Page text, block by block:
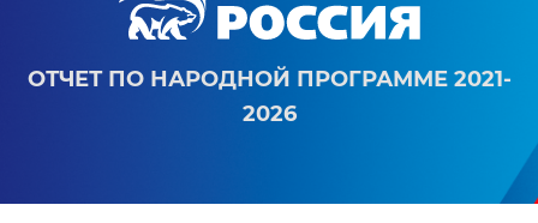
ОТЧЕТ ПО НАРОДНОЙ ПРОГРАММЕ 2021-
2026